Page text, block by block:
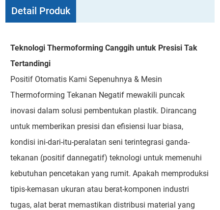
Detail Produk
Teknologi Thermoforming Canggih untuk Presisi Tak
Tertandingi
Positif Otomatis Kami Sepenuhnya & Mesin
Thermoforming Tekanan Negatif mewakili puncak
inovasi dalam solusi pembentukan plastik. Dirancang
untuk memberikan presisi dan efisiensi luar biasa,
kondisi ini-dari-itu-peralatan seni terintegrasi ganda-
tekanan (positif dannegatif) teknologi untuk memenuhi
kebutuhan pencetakan yang rumit. Apakah memproduksi
tipis-kemasan ukuran atau berat-komponen industri
tugas, alat berat memastikan distribusi material yang